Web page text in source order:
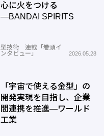
心に火をつける
―BANDAI SPIRITS
型技術 連載「巻頭イ
ンタビュー」
2026.05.28
「宇宙で使える金型」の
開発実現を目指し、企業
間連携を推進―ワールド
工業